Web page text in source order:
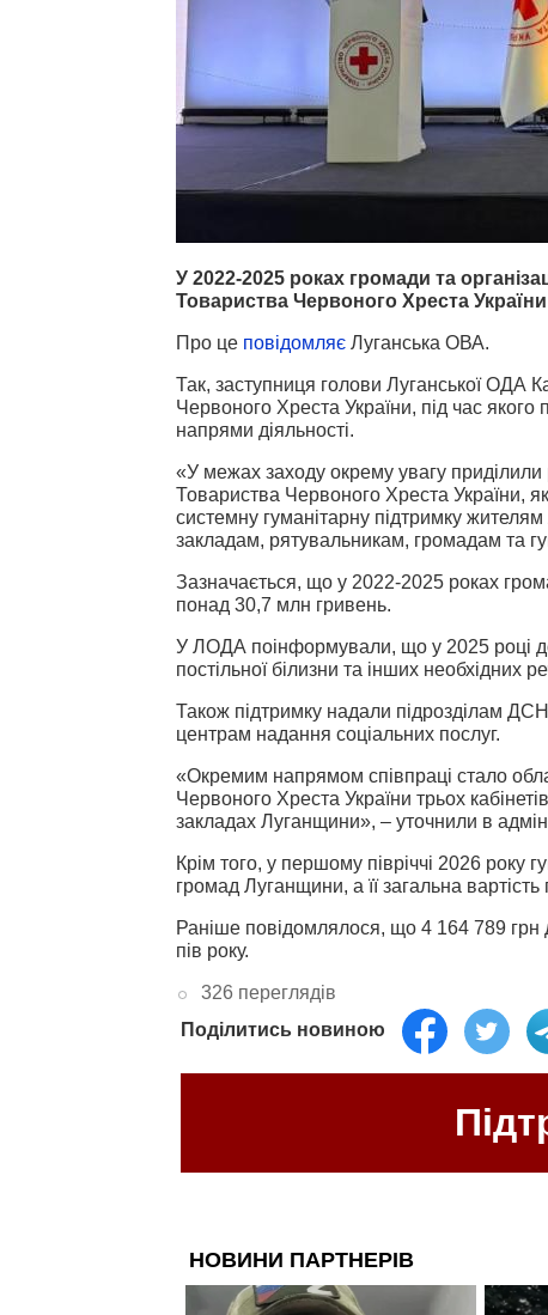
У 2022-2025 роках громади та
Товариства Червоного Хреста
Про це повідомляє Луганська ОВА.
Так, заступниця голови Луганської ОДА
Червоного Хреста України, під час якого
напрями діяльності.
«У межах заходу окрему увагу приділили
Товариства Червоного Хреста України,
системну гуманітарну підтримку
закладам, рятувальникам, громадам та
Зазначається, що у 2022-2025 роках
понад 30,7 млн гривень.
У ЛОДА поінформували, що у 2025 році
постільної білизни та інших необхідних
Також підтримку надали підрозділам
центрам надання соціальних послуг.
«Окремим напрямом співпраці стало
Червоного Хреста України трьох
закладах Луганщини», – уточнили в
Крім того, у першому півріччі 2026 року
громад Луганщини, а її загальна
Раніше повідомлялося, що 4 164 789 грн
пів року.
326 переглядів
Поділитись новиною